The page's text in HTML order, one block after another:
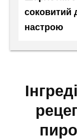
соковитий
настрою
інгредієнти основного